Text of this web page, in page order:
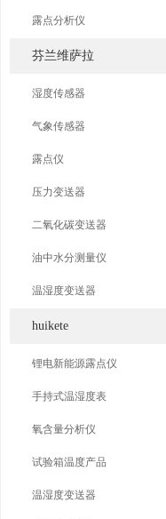
露点分析仪
芬兰维萨拉
湿度传感器
气象传感器
露点仪
压力变送器
二氧化碳变送器
油中水分测量仪
温湿度变送器
huikete
锂电新能源露点仪
手持式温湿度表
氧含量分析仪
试验箱温度产品
温湿度变送器